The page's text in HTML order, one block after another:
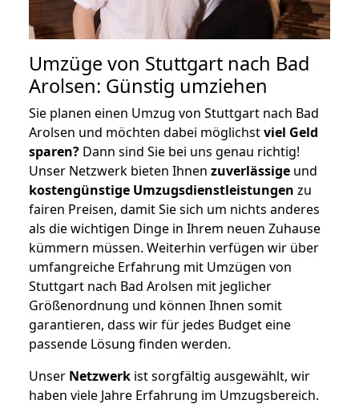
Umzüge von Stuttgart nach Bad
Arolsen: Günstig umziehen
Sie planen einen Umzug von Stuttgart nach Bad
Arolsen und möchten dabei möglichstviel Geld
sparen? Dann sind Sie bei uns genau richtig!
Unser Netzwerk bieten Ihnen zuverlässige und
kostengünstige Umzugsdienstleistungen zu
fairen Preisen, damit Sie sich um nichts anderes
als die wichtigen Dinge in Ihrem neuen Zuhause
kümmern müssen. Weiterhin verfügen wir über
umfangreiche Erfahrung mit Umzügen von
Stuttgart nach Bad Arolsen mit jeglicher
Größenordnung und können Ihnen somit
garantieren, dass wir für jedes Budget eine
passende Lösung finden werden.
Unser Netzwerk ist sorgfältig ausgewählt, wir
haben viele Jahre Erfahrung im Umzugsbereich.